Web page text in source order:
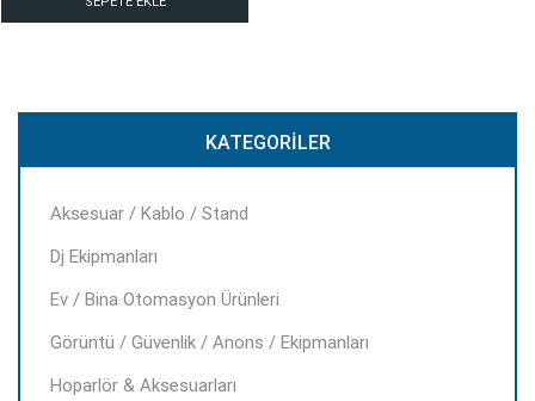
KATEGORILER
Aksesuar / Kablo / Stand
Dj Ekipmanları
Ev / Bina Otomasyon Ürünleri
Görüntü / Güvenlik / Anons / Ekipmanları
Hoparlör & Aksesuarları